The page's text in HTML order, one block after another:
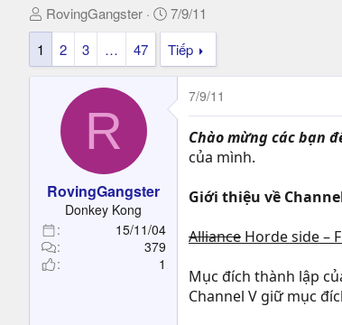
T
h
e
r
t
e
r
RovingGangster
N
g
à
y
ử
7/9/11
1
2 3 … 47 Tiếp
R
RovingGangster
Donkey Kong
15/11/04
379
1
7/9/11
Chào mừng các bạn
của mình.
Giới thiệu về
Alliance Horde side –
Mục đích thành lập
Channel V giữ mục